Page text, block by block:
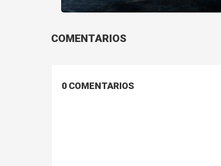
COMENTARIOS
0 COMENTARIOS